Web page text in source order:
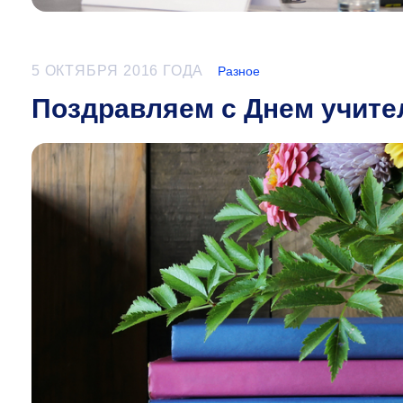
5 ОКТЯБРЯ 2016 ГОДА Разное
Поздравляем с Днем